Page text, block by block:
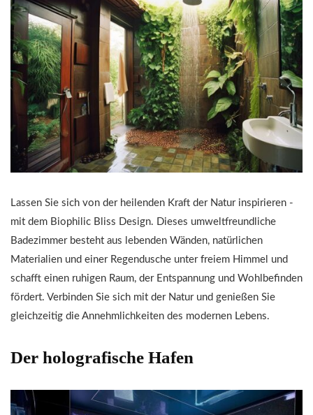
Lassen Sie sich von der heilenden Kraft der Natur inspirieren -
mit dem Biophilic Bliss Design. Dieses umweltfreundliche
Badezimmer besteht aus lebenden Wänden, natürlichen
Materialien und einer Regendusche unter freiem Himmel und
schafft einen ruhigen Raum, der Entspannung und Wohlbefinden
fördert. Verbinden Sie sich mit der Natur und genießen Sie
gleichzeitig die Annehmlichkeiten des modernen Lebens.
Der holografische Hafen